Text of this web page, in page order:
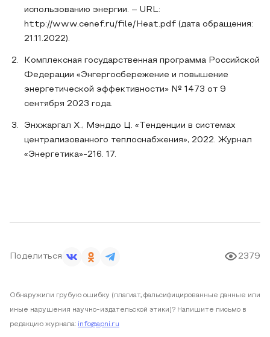
использованию энергии. – URL:
http://www.cenef.ru/file/Heat.pdf (дата обращения:
21.11.2022).
Комплексная государственная программа Российской
Федерации «Энгергосбережение и повышение
энергетической эффективности» № 1473 от 9
сентября 2023 года.
Энхжаргал Х., Мэнддо Ц. «Тенденции в системах
централизованного теплоснабжения», 2022. Журнал
«Энергетика»-216. 17.
Поделиться 2379
Обнаружили грубую ошибку (плагиат, фальсифицированные данные или
иные нарушения научно-издательской этики)? Напишите письмо в
редакцию журнала: info@apni.ru